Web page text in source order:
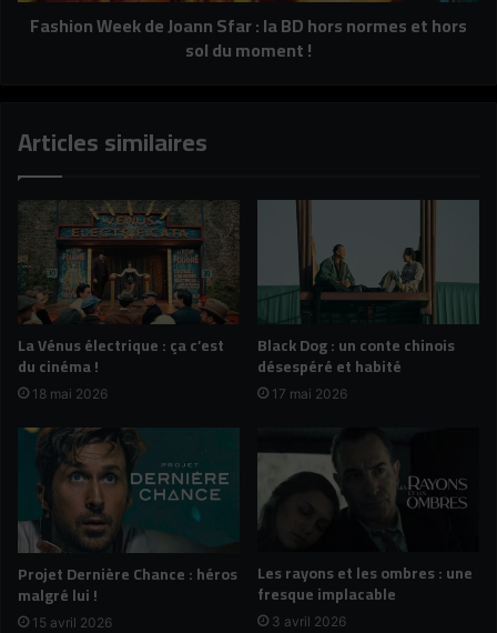
normes
moment
Fashion Week de Joann Sfar : la BD hors normes et hors
sol du moment !
Articles similaires
La Vénus électrique : ça c’est
du cinéma !
18 mai 2026
Black Dog : un conte chinois
désespéré et habité
17 mai 2026
Projet Dernière Chance : héros
malgré lui !
15 avril 2026
Les rayons et les ombres : une
fresque implacable
3 avril 2026